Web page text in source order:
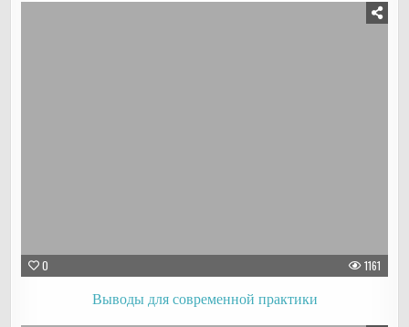
0 1161
Выводы для современной практики